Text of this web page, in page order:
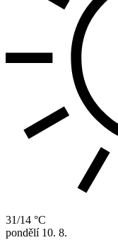
31/14 °C
pondělí 10. 8.